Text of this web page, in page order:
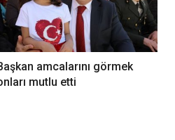
amcalarını görmek
mutlu etti